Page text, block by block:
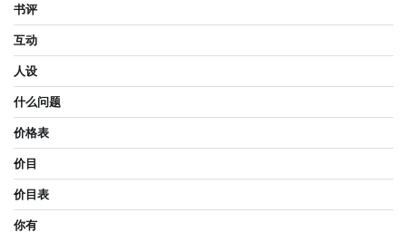
书评
互动
人设
什么问题
价格表
价目
价目表
你有